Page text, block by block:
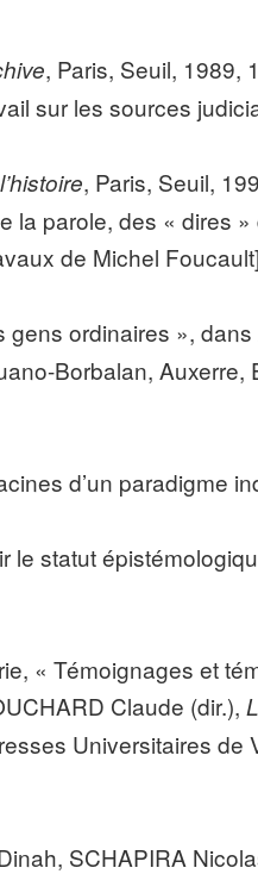
, Paris, Seuil, 1989,
sur les sources
, Paris, Seuil,
la parole, des « dires »
de Michel Foucault]
gens ordinaires », dans
Borbalan, Auxerre,
d’un paradigme
le statut
« Témoignages et
Claude (dir.),
Universitaires de
SCHAPIRA